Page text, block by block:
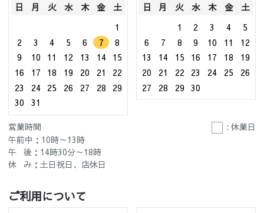
日 月 火 水 木 金
土
1
2
3 4 5 6 7
8
9
10 11 12 13 14
15
16
17 18 19 20 21
22
23
24 25 26 27 28
29
30
31
日 月 火 水 木 金
土
1
2 3 4
5
6
7 8 9 10 11
12
13
14 15 16 17 18
19
20
21 22 23 24 25
26
27
28 29 30
営業時間
: 休業日
午前中：10時～13時
午 後：14時30分～18時
休 み：土日祝日、店休日
ご利用について